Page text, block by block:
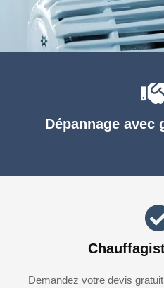
Dépannage avec
Demandez votre devis